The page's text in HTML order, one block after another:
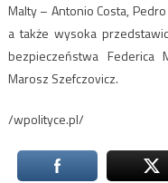
Malty – Antonio Costa,
a także wysoka
bezpieczeństwa Federica
Marosz Szefczovicz.
/wpolityce.pl/